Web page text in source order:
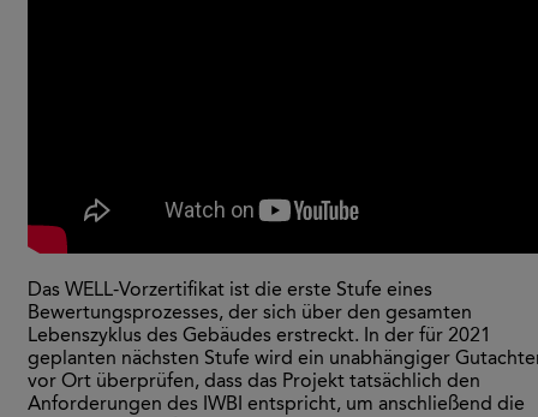
Das WELL-Vorzertifikat ist die erste Stufe eines
Bewertungsprozesses, der sich über den gesamten
Lebenszyklus des Gebäudes erstreckt. In der für 2021
geplanten nächsten Stufe wird ein unabhängiger
vor Ort überprüfen, dass das Projekt tatsächlich den
Anforderungen des IWBI entspricht, um anschließend die